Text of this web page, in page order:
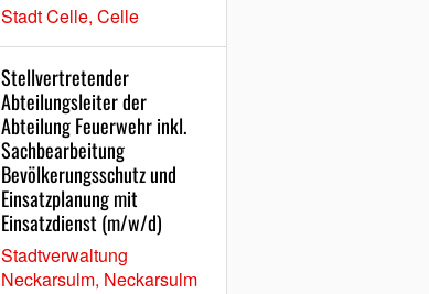
Stadt Celle, Celle
Stellvertretender
Abteilungsleiter der
Abteilung Feuerwehr inkl.
Sachbearbeitung
Bevölkerungsschutz und
Einsatzplanung mit
Einsatzdienst (m/w/d)
Stadtverwaltung
Neckarsulm, Neckarsulm